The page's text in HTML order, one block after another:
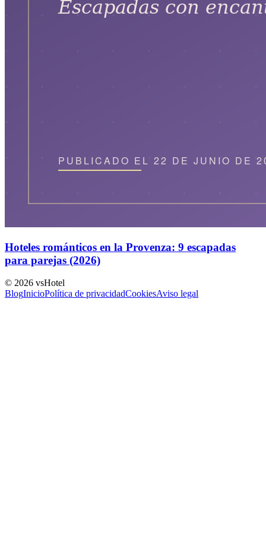
Hoteles románticos en la Provenza: 9 escapadas
para parejas (2026)
© 2026 vsHotel
BlogInicioPolítica de privacidadCookiesAviso legal